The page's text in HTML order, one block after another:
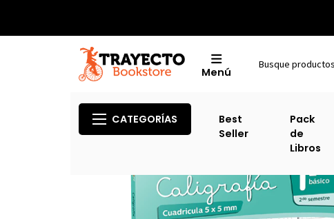
Menú
CATEGORÍAS
Best
Seller
Pack
de
Libros